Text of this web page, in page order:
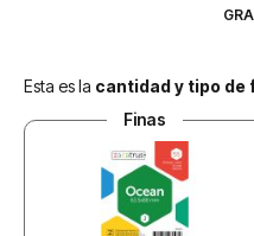
Esta es la cantidad y tipo de
Finas